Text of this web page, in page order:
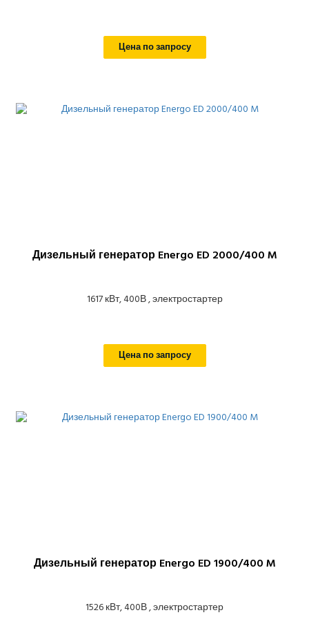
Цена по запросу
Дизельный генератор Energo ED 2000/400 M
1617 кВт, 400В , электростартер
Цена по запросу
Дизельный генератор Energo ED 1900/400 M
1526 кВт, 400В , электростартер